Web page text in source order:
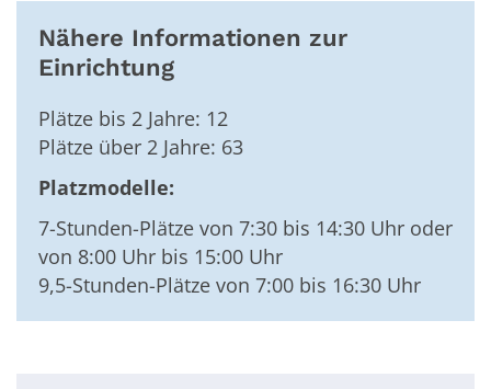
Nähere Informationen zur
Einrichtung
Plätze bis 2 Jahre: 12
Plätze über 2 Jahre: 63
Platzmodelle:
7-Stunden-Plätze von 7:30 bis 14:30 Uhr oder
von 8:00 Uhr bis 15:00 Uhr
9,5-Stunden-Plätze von 7:00 bis 16:30 Uhr